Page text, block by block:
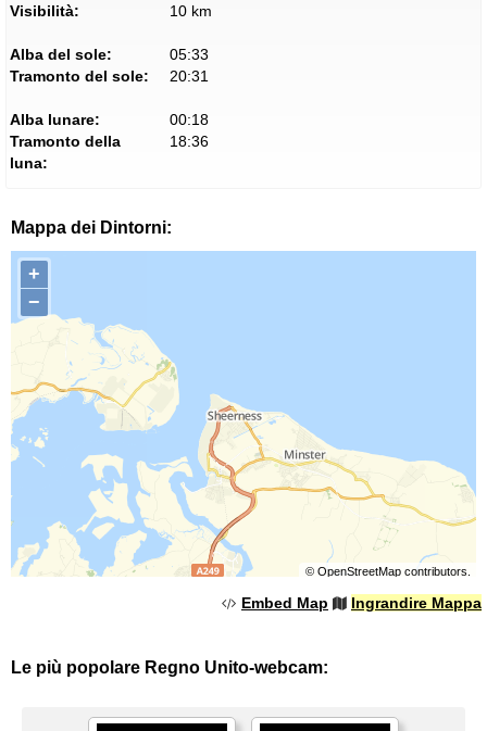
Visibilità:
10 km
Alba del sole:
05:33
Tramonto del sole:
20:31
Alba lunare:
00:18
Tramonto della
luna:
18:36
Mappa dei Dintorni:
+
−
© OpenStreetMapcontributors.
Embed Map Ingrandire Mappa
Le più popolare Regno Unito-webcam: